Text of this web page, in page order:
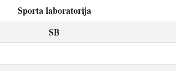
Sporta laboratorija
SB